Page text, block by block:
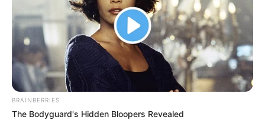
Makan malam yang enak harus mencakup tidak
hanya makanan enak, tetapi juga percakapan yang
baik
Kadang-kadang Anda tidak akan pernah tahu nilai
momen sampai menjadi kenangan
BRAINBERRIES
The Bodyguard's Hidden Bloopers Revealed